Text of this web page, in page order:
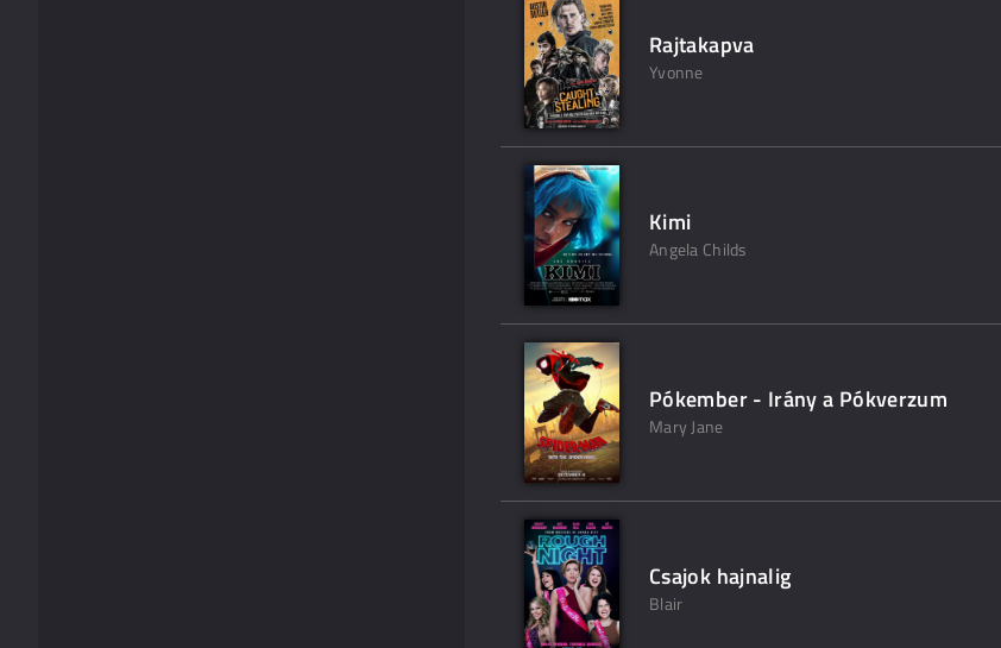
Rajtakapva
Yvonne
Kimi
Angela Childs
Pókember - Irány a Pókverzum
Mary Jane
Csajok hajnalig
Blair